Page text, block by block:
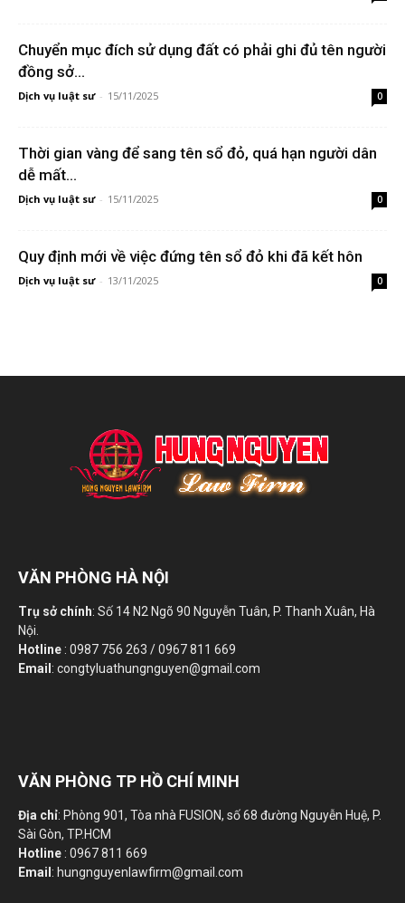
Chuyển mục đích sử dụng đất có phải ghi đủ tên người
đồng sở...
Dịch vụ luật sư - 15/11/2025 0
Thời gian vàng để sang tên sổ đỏ, quá hạn người dân
dễ mất...
Dịch vụ luật sư - 15/11/2025 0
Quy định mới về việc đứng tên sổ đỏ khi đã kết hôn
Dịch vụ luật sư - 13/11/2025 0
VĂN PHÒNG HÀ NỘI
Trụ sở chính: Số 14 N2 Ngõ 90 Nguyễn Tuân, P. Thanh Xuân, Hà
Nội.
Hotline : 0987 756 263 / 0967 811 669
Email : congtyluathungnguyen@gmail.com
VĂN PHÒNG TP HỒ CHÍ MINH
Địa chỉ: Phòng 901, Tòa nhà FUSION, số 68 đường Nguyễn Huệ, P.
Sài Gòn, TP.HCM
Hotline : 0967 811 669
Email : hungnguyenlawfirm@gmail.com